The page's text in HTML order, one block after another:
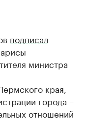
подписал
министра
края,
города –
отношений